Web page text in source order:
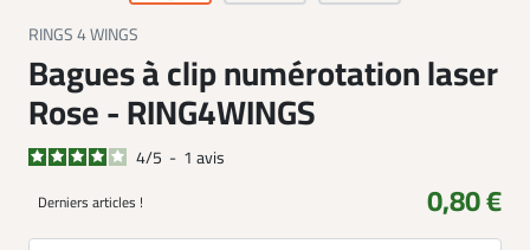
RINGS 4 WINGS
Bagues à clip numérotation laser
Rose - RING4WINGS
4/5 - 1 avis
Derniers articles ! 0,80 €